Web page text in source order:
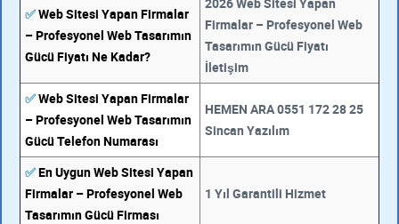
✅Web Sitesi Yapan Firmalar
– Profesyonel Web Tasarımın
Gücü Fiyatı Ne Kadar?
Firmalar – Profesyonel Web
Tasarımın Gücü Fiyatı
İletişim
✅Web Sitesi Yapan Firmalar
– Profesyonel Web Tasarımın
Gücü Telefon Numarası
HEMEN ARA 0551 172 28 25
Sincan Yazılım
✅En Uygun Web Sitesi Yapan
Firmalar – Profesyonel Web
Tasarımın Gücü Firması
1 Yıl Garantili Hizmet